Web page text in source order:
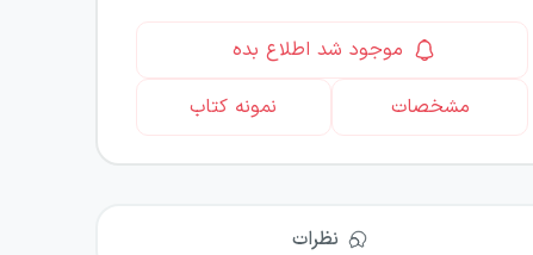
موجود شد اطلاع بده
مشخصات
نمونه کتاب
نظرات